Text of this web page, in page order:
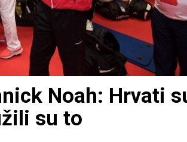
Noah: Hrvati
su to